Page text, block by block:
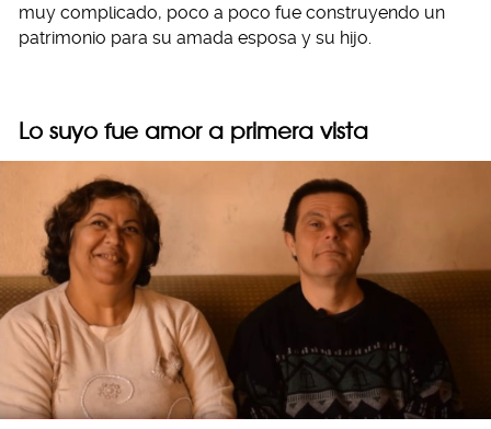
muy complicado, poco a poco fue construyendo un
patrimonio para su amada esposa y su hijo.
Lo suyo fue amor a primera vista